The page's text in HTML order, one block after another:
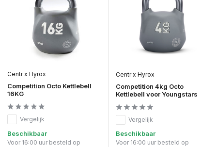
Centr x Hyrox
Competition Octo Kettlebell
16KG
Vergelijk
Beschikbaar
Voor 16:00 uur besteld op
Centr x Hyrox
Competition 4kg Octo
Kettlebell voor Youngstars
Vergelijk
Beschikbaar
Voor 16:00 uur besteld op